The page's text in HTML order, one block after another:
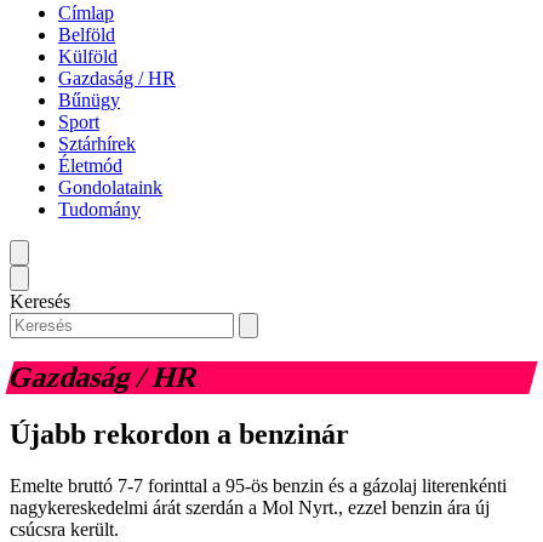
Címlap
Belföld
Külföld
Gazdaság / HR
Bűnügy
Sport
Sztárhírek
Életmód
Gondolataink
Tudomány
Keresés
Gazdaság / HR
Újabb rekordon a benzinár
Emelte bruttó 7-7 forinttal a 95-ös benzin és a gázolaj literenkénti
nagykereskedelmi árát szerdán a Mol Nyrt., ezzel benzin ára új
csúcsra került.